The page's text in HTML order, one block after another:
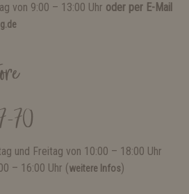
von 9:00 – 13:00 Uhr oder per E-Mail
70
und Freitag von 10:00 – 18:00 Uhr
– 16:00 Uhr (weitere Infos)